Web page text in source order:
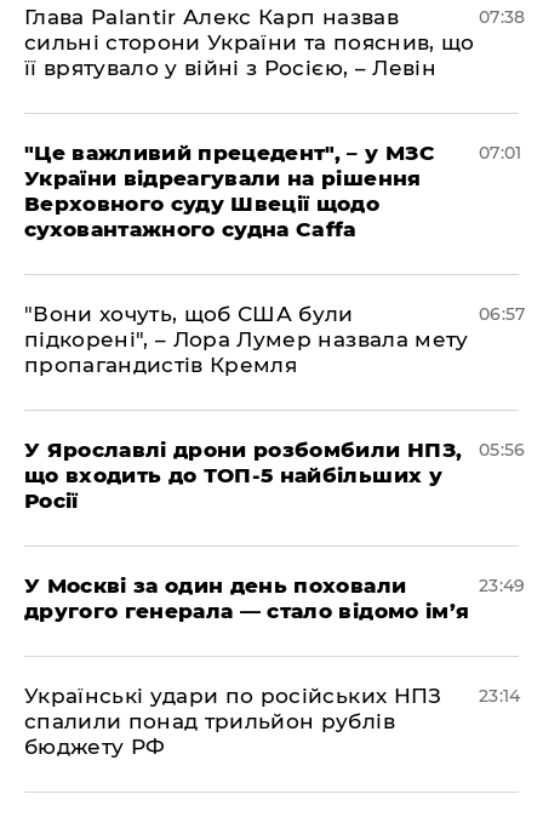
Глава Palantir Алекс Карп назвав
сильні сторони України та пояснив, що
її врятувало у війні з Росією, – Левін
07:38
"Це важливий прецедент", – у МЗС
України відреагували на рішення
Верховного суду Швеції щодо
суховантажного судна Caffa
07:01
"Вони хочуть, щоб США були
підкорені", – Лора Лумер назвала мету
пропагандистів Кремля
06:57
У Ярославлі дрони розбомбили НПЗ,
що входить до ТОП-5 найбільших у
Росії
05:56
​У Москві за один день поховали
другого генерала — стало відомо ім’я
23:49
​Українські удари по російських НПЗ
спалили понад трильйон рублів
бюджету РФ
23:14